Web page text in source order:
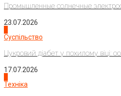
Промышленные солнечные
23.07.2026
Суспільство
Цукровий діабет у похилому віці:
17.07.2026
Техніка